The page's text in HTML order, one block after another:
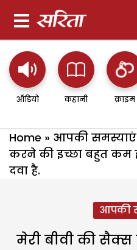
ऑडियो कहानी क्राइम
Home » आपकी समस्याएं
करने की इच्छा बहुत कम
दवा है.
आपकी
मेरी बीवी की